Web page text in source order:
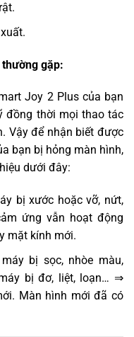
gặp:
Joy 2 Plus của bạn
đồng thời mọi thao tác
Vậy để nhận biết được
bạn bị hỏng màn hình,
dưới đây:
bị xước hoặc vỡ, nứt,
ứng vẫn hoạt động
mặt kính mới.
bị sọc, nhòe màu,
bị đơ, liệt, loạn… ⇒
Màn hình mới đã có